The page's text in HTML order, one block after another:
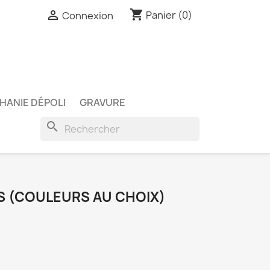
 Connexion shopping_cart Panier (0)
DÉPOLI GRAVURE
search
(COULEURS AU CHOIX)